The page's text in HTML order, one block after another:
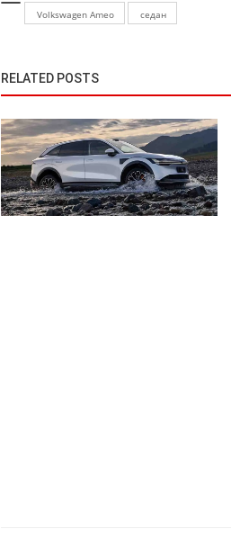
Volkswagen Ameo седан
RELATED POSTS